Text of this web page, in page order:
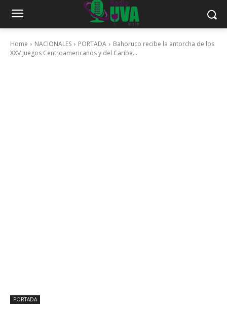
Home NACIONALES PORTADA
Bahoruco recibe la antorcha de los
XXV Juegos Centroamericanos y del Caribe...
PORTADA